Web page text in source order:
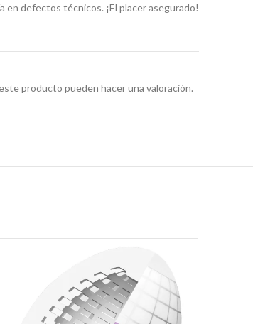
defectos técnicos. ¡El placer asegurado!
producto pueden hacer una valoración.